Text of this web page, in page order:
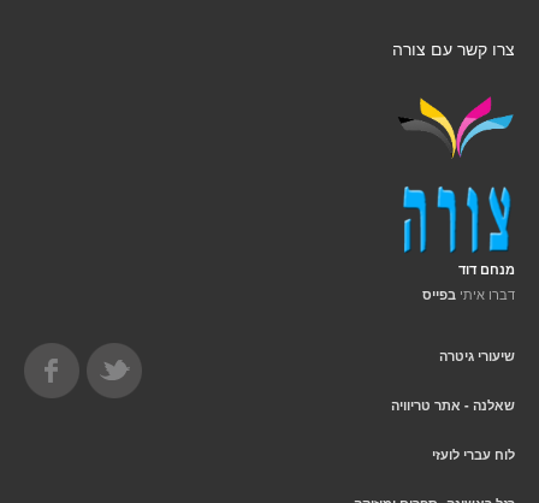
צרו קשר עם צורה
מנחם דוד
דברו איתי בפייס
שיעורי גיטרה
שאלנה - אתר טריוויה
לוח עברי לועזי